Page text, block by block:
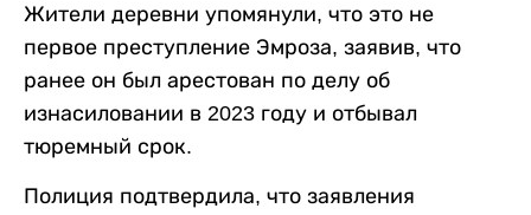
Жители деревни упомянули, что это не
первое преступление Эмроза, заявив, что
ранее он был арестован по делу об
изнасиловании в 2023 году и отбывал
тюремный срок.
Полиция подтвердила, что заявления